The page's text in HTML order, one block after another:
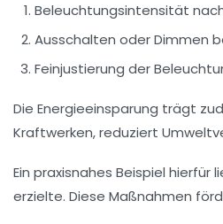
Beleuchtungsintensität
Ausschalten oder Dimmen
Feinjustierung der
Die Energieeinsparung trägt
Kraftwerken, reduziert
Ein praxisnahes Beispiel
erzielte. Diese Maßnahmen